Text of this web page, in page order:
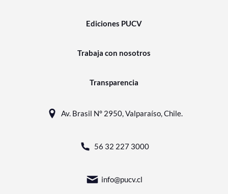
Ediciones PUCV
Trabaja con nosotros
Transparencia
Av. Brasil N° 2950, Valparaíso, Chile.
56 32 227 3000
info@pucv.cl